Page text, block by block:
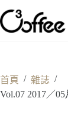
跳
至
主
容
首頁 / 雜誌 /
Vol.07 2017／05